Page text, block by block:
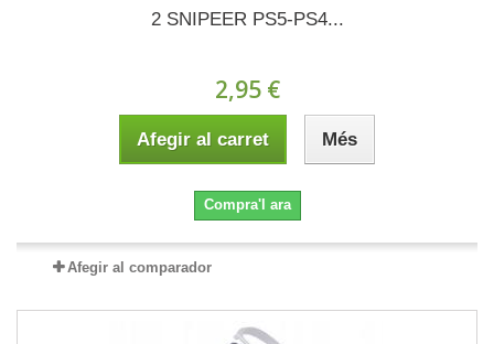
2 SNIPEER PS5-PS4...
2,95 €
Afegir al carret Més
Compra'l ara
Afegir al comparador